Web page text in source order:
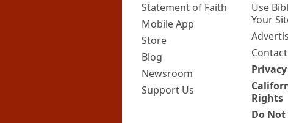
Statement of Faith
Mobile App
Store
Blog
Newsroom
Support Us
Use
Your
Rights
Do Not